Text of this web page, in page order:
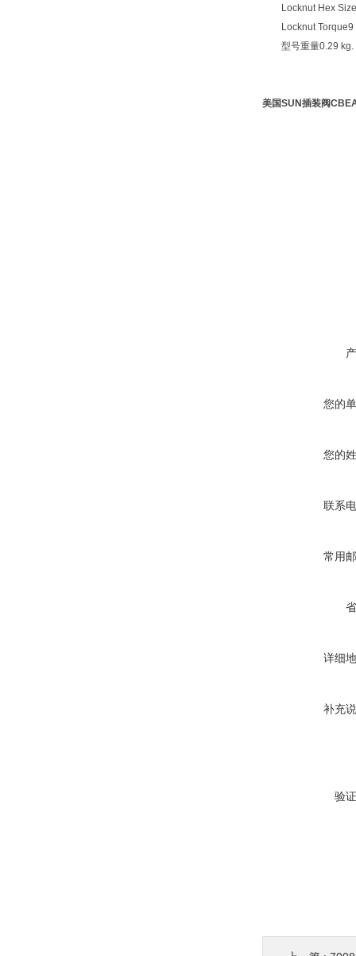
Locknut Hex
Locknut Torque9
型号重量0.29 kg.
美国SUN插装阀
您的
您的
联系
常用
详细
补充
验